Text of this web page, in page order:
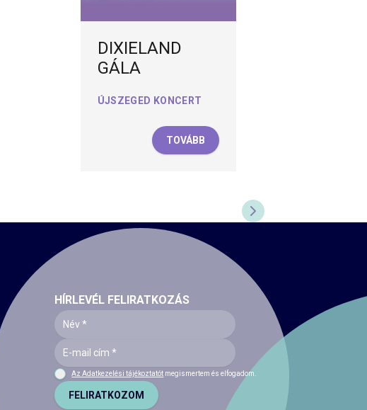
DIXIELAND
GÁLA
ÚJSZEGED KONCERT
TOVÁBB
KÖVETKEZŐ DIA
HÍRLEVÉL FELIRATKOZÁS
Az Adatkezelési tájékoztatót megismertem és elfogadom.
FELIRATKOZOM